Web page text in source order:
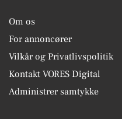
Om os
For annoncører
Vilkår og Privatlivspolitik
Kontakt VORES Digital
Administrer samtykke